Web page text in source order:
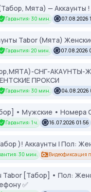
Мята) — Аккаунты
Гарантия: 30 мин. 07.08.2026
Tabor (Мята)
Гарантия: 20 мин. 07.08.2026
СНГ-АКАУНТЫ-
ПРОКСИ
Гарантия: 30 мин. 04.08.2026
• Мужские • Номера
Гарантия: 1 ч. 16.07.2026 01:56
)! Аккаунты | Пол:
30 мин. Видеофиксация
Tabor [Табор] • Пол:
✅